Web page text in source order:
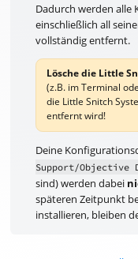
Dadurch werden alle
einschließlich all
vollständig entfernt.
Lösche die Little
(z.B. im Terminal
die Little Snitch
entfernt wird!
Deine
Support/Objective
sind) werden dabei
späteren Zeitpunkt
installieren, bleiben